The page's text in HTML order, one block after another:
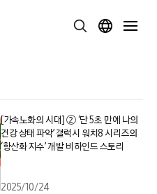
[가속노화의 시대] ② ‘단 5초 만에 나의
건강 상태 파악’ 갤럭시 워치8 시리즈의
‘항산화 지수’ 개발 비하인드 스토리
2025/10/24